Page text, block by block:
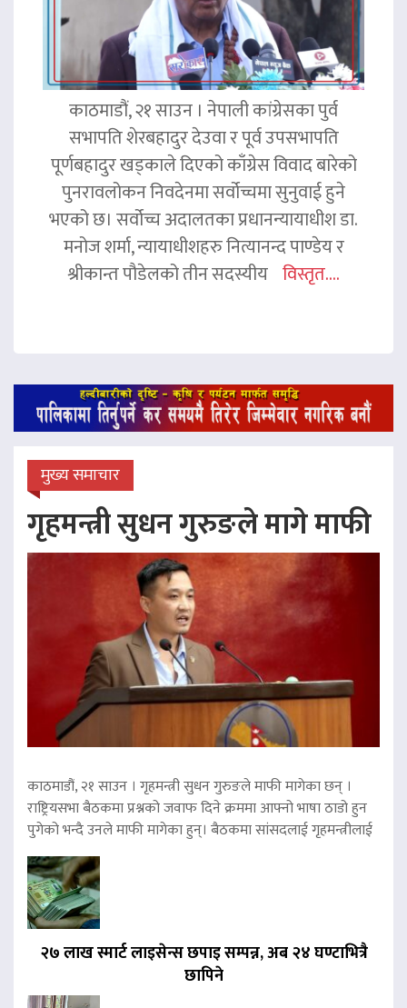
काठमाडौं, २१ साउन । नेपाली कांग्रेसका पुर्व
सभापति शेरबहादुर देउवा र पूर्व उपसभापति
पूर्णबहादुर खड्काले दिएको काँग्रेस विवाद बारेको
पुनरावलोकन निवदेनमा सर्वोच्चमा सुनुवाई हुने
भएको छ। सर्वोच्च अदालतका प्रधानन्यायाधीश डा.
मनोज शर्मा, न्यायाधीशहरु नित्यानन्द पाण्डेय र
श्रीकान्त पौडेलको तीन सदस्यीय विस्तृत....
मुख्य समाचार
गृहमन्त्री सुधन गुरुङले मागे माफी
काठमाडौं, २१ साउन । गृहमन्त्री सुधन गुरुङले माफी मागेका छन् ।
राष्ट्रियसभा बैठकमा प्रश्नको जवाफ दिने क्रममा आफ्नो भाषा ठाडो हुन
पुगेको भन्दै उनले माफी मागेका हुन्। बैठकमा सांसदलाई गृहमन्त्रीलाई
२७ लाख स्मार्ट लाइसेन्स छपाइ सम्पन्न, अब २४ घण्टाभित्रै
छापिने